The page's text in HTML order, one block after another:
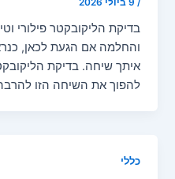
בדיקת הליקובקטר פילורי
והחלמה אם הגעת לכאן,
איתך שיחה. בדיקת
להפוך את השיחה הזו
כללי